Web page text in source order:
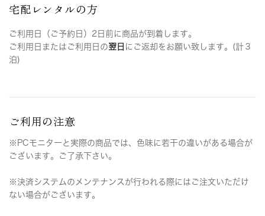
宅配レンタルの方
ご利用日（ご予約日）2日前に商品が到着します。
ご利用日またはご利用日の翌日 にご返却をお願い致します。(計３
泊)
ご利用の注意
※PCモニターと実際の商品では、色味に若干の違いがある場合が
ございます。ご了承下さい。
※決済システムのメンテナンスが行われる際にはご注文いただけ
ない場合がございます。